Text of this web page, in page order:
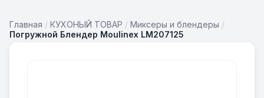
Главная / КУХОНЫЙ ТОВАР / Миксеры и блендеры /
Погружной Блендер Moulinex LM207125